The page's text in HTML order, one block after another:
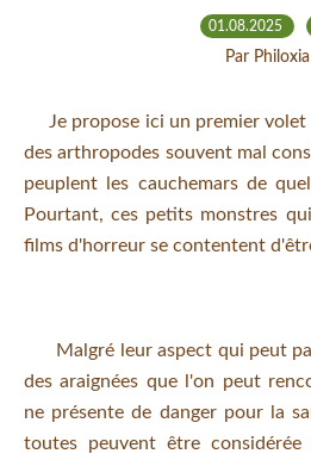
01.08.2025
Par Philoxia
Je propose ici un premier volet
des arthropodes souvent mal
peuplent les cauchemars de
Pourtant, ces petits monstres
films d'horreur se contentent
Malgré leur aspect qui peut
des araignées que l'on peut
ne présente de danger pour la
toutes peuvent être considérée